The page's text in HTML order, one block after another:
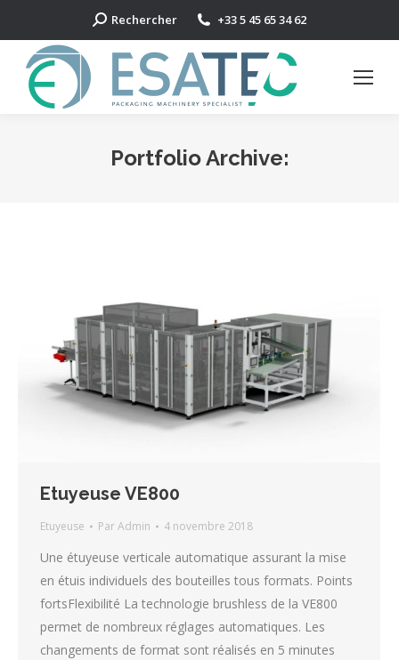
Search:
Rechercher +33 5 45 65 34 62
Portfolio Archive:
Etuyeuse VE800
Etuyeuse ParAdmin 4 novembre 2018
Une étuyeuse verticale automatique assurant la mise
en étuis individuels des bouteilles tous formats. Points
fortsFlexibilité La technologie brushless de la VE800
permet de nombreux réglages automatiques. Les
changements de format sont réalisés en 5 minutes